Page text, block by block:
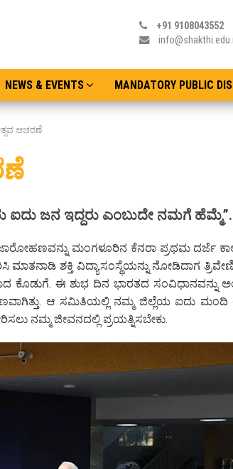
+91 9108043552
NEWS & EVENTS MANDATORY PUBLIC
ಆಚರಣೆ
ಜನ ಇದ್ದರು ಎಂಬುದೇ ನಮಗೆ
ಮಂಗಳೂರಿನ ಕೆನರಾ ಪ್ರಥಮ ದರ್ಜೆ
ಮಾತನಾಡಿ ಶಕ್ತಿ ವಿದ್ಯಾಸಂಸ್ಥೆಯನ್ನು ನೋಡಿದಾಗ
ಈ ಶುಭ ದಿನ ಭಾರತದ ಸಂವಿಧಾನವನ್ನು
ಆ ಸಮಿತಿಯಲ್ಲಿ ನಮ್ಮ ಜಿಲ್ಲೆಯ ಐದು ಮಂದಿ
ನಮ್ಮ ಜೀವನದಲ್ಲಿ ಪ್ರಯತ್ನಿಸಬೇಕು.